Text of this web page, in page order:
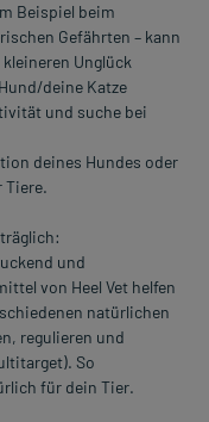
Beispiel beim
Gefährten – kann
Unglück
deine Katze
und suche bei
deines Hundes oder
Tiere.
und
von Heel Vet helfen
natürlichen
regulieren und
So
für dein Tier.